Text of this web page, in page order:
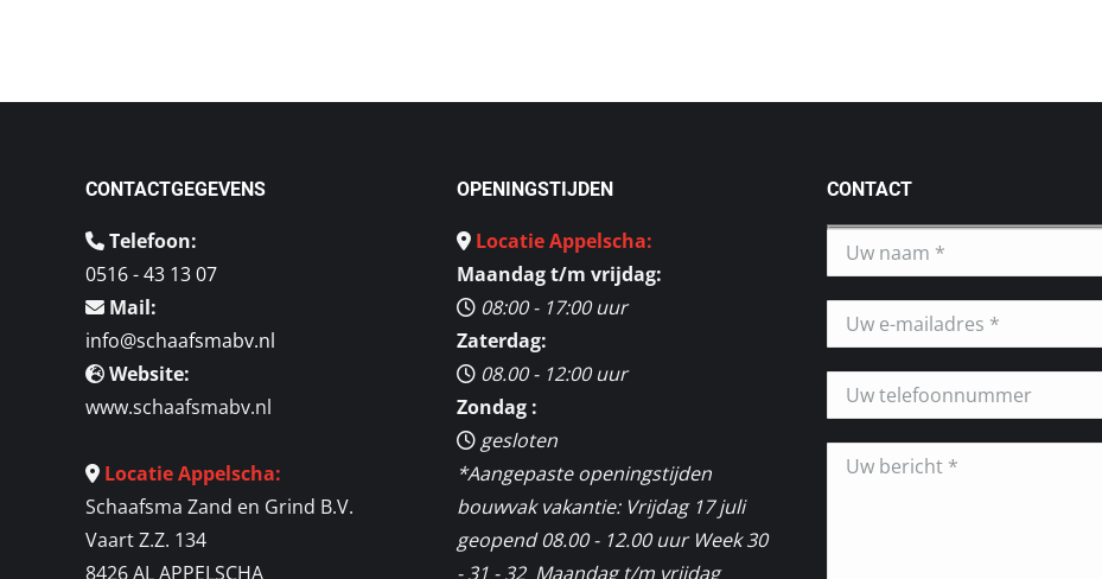
CONTACTGEGEVENS
Telefoon:
0516 - 43 13 07
Mail:
info@schaafsmabv.nl
Website:
www.schaafsmabv.nl
Locatie Appelscha:
Schaafsma Zand en Grind B.V.
Vaart Z.Z. 134
8426 AL APPELSCHA
OPENINGSTIJDEN
Locatie Appelscha:
Maandag t/m vrijdag:
08:00 - 17:00 uur
Zaterdag:
08.00 - 12:00 uur
Zondag :
gesloten
*Aangepaste openingstijden
bouwvak vakantie: Vrijdag 17 juli
geopend 08.00 - 12.00 uur Week 30
- 31 - 32 Maandag t/m vrijdag
CONTACT